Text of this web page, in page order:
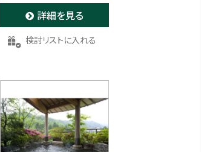
詳細を見る
お気に入りに登録する